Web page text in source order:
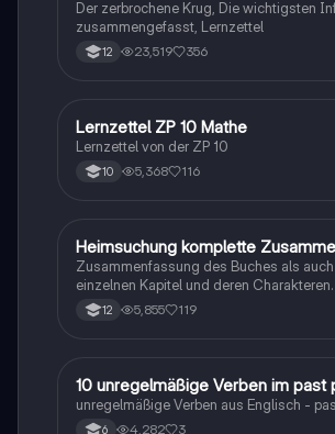
Der zerbrochene Krug, Die wichtigsten
zusammengefasst, Lernzettel
12 23,519 356
Mathe
Lernzettel ZP 10 Mathe
Lernzettel von der ZP 10
10 5,368 116
Deutsch
Heimsuchung komplette
Zusammenfassung des Buches als
einzelnen Kapitel und deren
tabellarisch. Im Unterricht ohne KI erstellt
12 5,855 119
1 Englisch
10 unregelmäßige Verben im past
unregelmäßige Verben aus Englisch -
6 4,282 3